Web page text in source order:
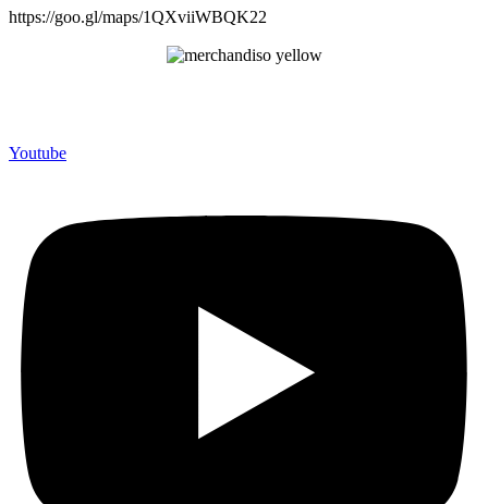
https://goo.gl/maps/1QXviiWBQK22
Youtube